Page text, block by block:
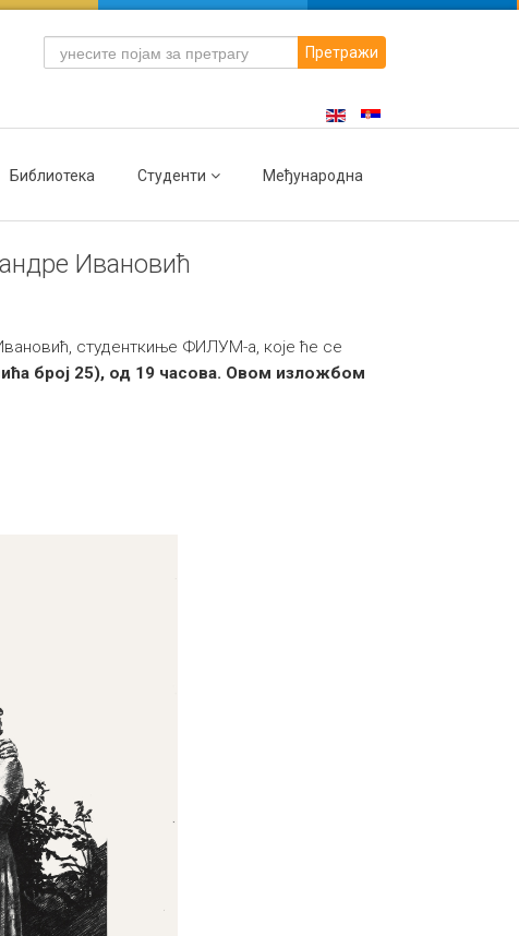
Претражи
Библиотека Студенти Међународна
Ивановић
студенткиње ФИЛУМ-а, које ће се
број 25), од 19 часова. Овом изложбом